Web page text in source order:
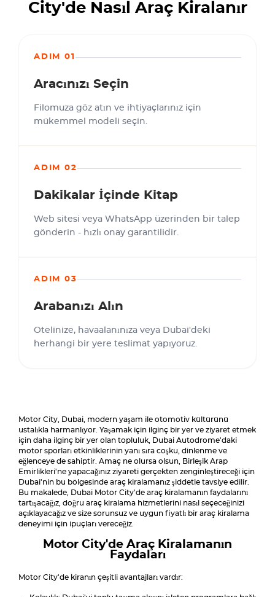
City'de Nasıl Araç Kiralanır
ADIM 01
Aracınızı Seçin
Filomuza göz atın ve ihtiyaçlarınız için
mükemmel modeli seçin.
ADIM 02
Dakikalar İçinde Kitap
Web sitesi veya WhatsApp üzerinden bir talep
gönderin - hızlı onay garantilidir.
ADIM 03
Arabanızı Alın
Otelinize, havaalanınıza veya Dubai'deki
herhangi bir yere teslimat yapıyoruz.
Motor City, Dubai, modern yaşam ile otomotiv kültürünü
ustalıkla harmanlıyor. Yaşamak için ilginç bir yer ve ziyaret etmek
için daha ilginç bir yer olan topluluk, Dubai Autodrome'daki
motor sporları etkinliklerinin yanı sıra coşku, dinlenme ve
eğlenceye de sahiptir. Amaç ne olursa olsun, Birleşik Arap
Emirlikleri'ne yapacağınız ziyareti gerçekten zenginleştireceği için
Dubai'nin bu bölgesinde araç kiralamanız şiddetle tavsiye edilir.
Bu makalede, Dubai Motor City'de araç kiralamanın faydalarını
tartışacağız, doğru araç kiralama hizmetlerini nasıl seçeceğinizi
açıklayacağız ve size sorunsuz ve uygun fiyatlı bir araç kiralama
deneyimi için ipuçları vereceğiz.
Motor City'de Araç Kiralamanın
Faydaları
Motor City'de kiranın çeşitli avantajları vardır: